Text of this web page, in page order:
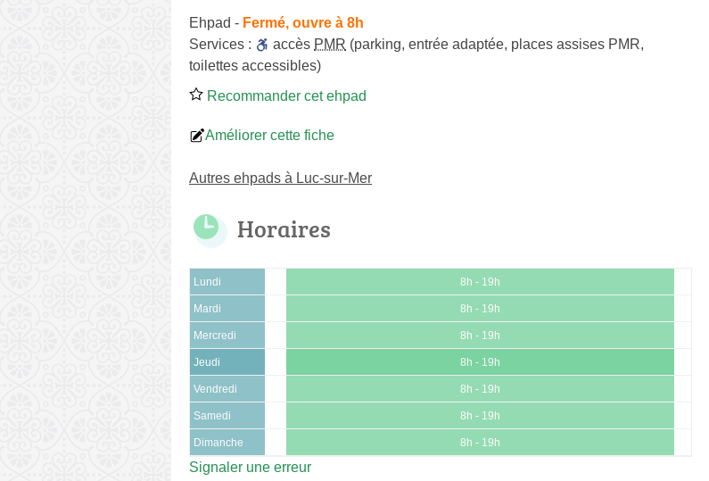
Ehpad - Fermé, ouvre à 8h
Services :
accès PMR (parking, entrée adaptée, places assises PMR,
toilettes accessibles)
Recommander cet ehpad
Améliorer cette fiche
Autres ehpads à Luc-sur-Mer
Horaires
Lundi 8h - 19h
Mardi 8h - 19h
Mercredi 8h - 19h
Jeudi 8h - 19h
Vendredi 8h - 19h
Samedi 8h - 19h
Dimanche 8h - 19h
Signaler une erreur